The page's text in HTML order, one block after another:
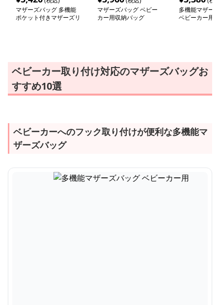
マザーズバッグ 多機能
ポケット付きマザーズリ
マザーズバッグ ベビー
カー用収納バッグ
多機能マザー
ベビーカー用
ベビーカー取り付け対応のマザーズバッグお
すすめ10選
ベビーカーへのフック取り付けが便利な多機能マ
ザーズバッグ